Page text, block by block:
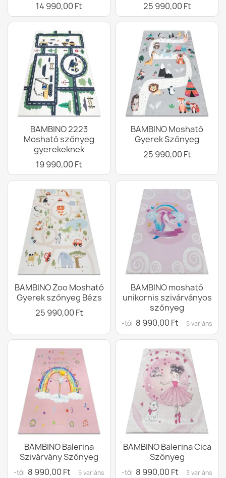
14 990,00 Ft 25 990,00 Ft
BAMBINO 2223
Mosható szőnyeg
gyerekeknek
19 990,00 Ft
BAMBINO Mosható
Gyerek Szőnyeg
25 990,00 Ft
BAMBINO Zoo Mosható
Gyerek szőnyeg Bézs
25 990,00 Ft
BAMBINO mosható
unikornis szivárványos
szőnyeg
-tól 8 990,00 Ft · 5 variáns
BAMBINO Balerina
Szivárvány Szőnyeg
-tól 8 990,00 Ft · 5 variáns
BAMBINO Balerina Cica
Szőnyeg
-tól 8 990,00 Ft · 3 variáns